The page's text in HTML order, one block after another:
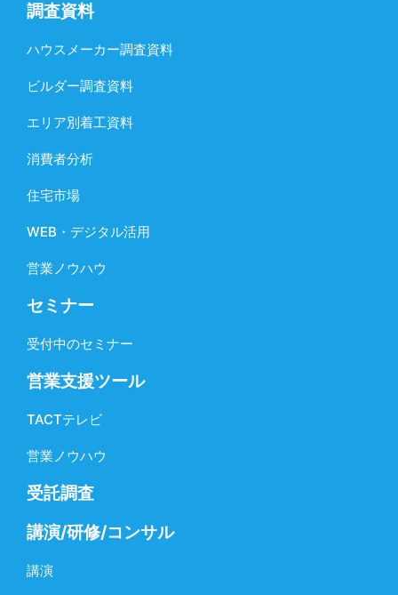
調査資料
ハウスメーカー調査資料
ビルダー調査資料
エリア別着工資料
消費者分析
住宅市場
WEB・デジタル活用
営業ノウハウ
セミナー
受付中のセミナー
営業支援ツール
TACTテレビ
営業ノウハウ
受託調査
講演/研修/コンサル
講演